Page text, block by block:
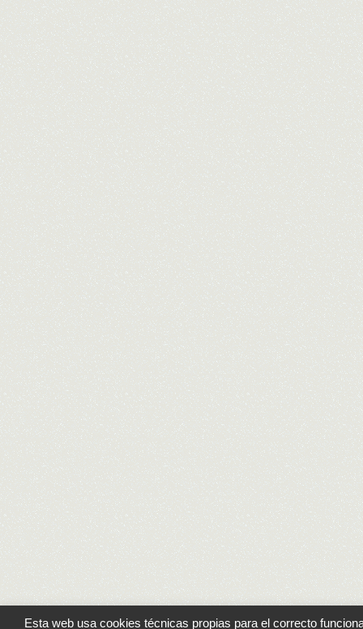
Esta web usa cookies técnicas propias para el correcto